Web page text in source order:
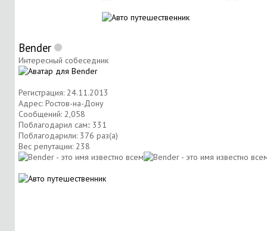
Bender
Интересный собеседник
Регистрация: 24.11.2013
Адрес: Ростов-на-Дону
Сообщений: 2,058
Поблагодарил сам:: 331
Поблагодарили: 376 раз(а)
Вес репутации: 238